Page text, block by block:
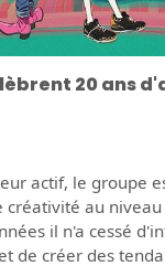
20 ans
actif, le groupe
créativité au
il n'a cessé
de créer des